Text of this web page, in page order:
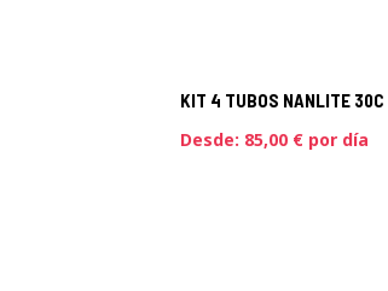
KIT 4 TUBOS NANLITE 30C
Desde: 85,00 €por día